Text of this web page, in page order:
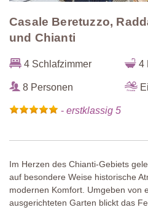
Casale Beretuzzo,
und Chianti
4 Schlafzimmer 4
8 Personen
- erstklassig 5
Im Herzen des Chianti-Gebiets
auf besondere Weise historische
modernen Komfort. Umgeben von
ausgerichteten Garten blickt das